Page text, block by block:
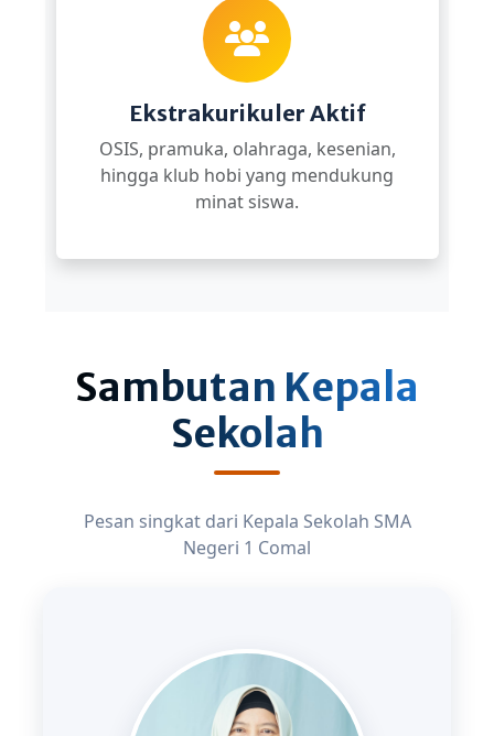
Ekstrakurikuler Aktif
OSIS, pramuka, olahraga, kesenian,
hingga klub hobi yang mendukung
minat siswa.
Sambutan Kepala
Sekolah
Pesan singkat dari Kepala Sekolah SMA
Negeri 1 Comal